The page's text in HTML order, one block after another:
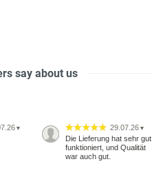
say about us
▼ 29.07.26 ▼
Die Lieferung hat sehr gut
funktioniert, und Qualität
war auch gut.